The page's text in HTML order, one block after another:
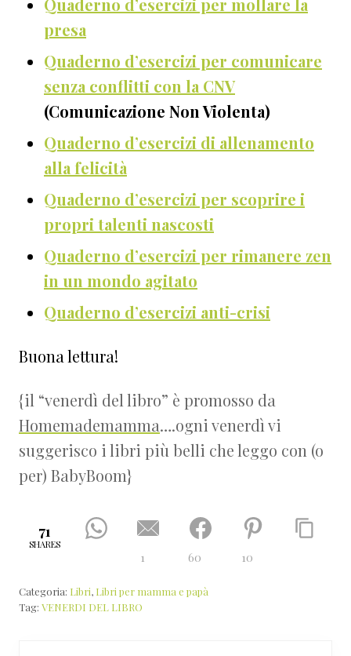
Quaderno d’esercizi per mollare la
presa
Quaderno d’esercizi per comunicare
senza conflitti con la CNV
(Comunicazione Non Violenta)
Quaderno d’esercizi di allenamento
alla felicità
Quaderno d’esercizi per scoprire i
propri talenti nascosti
Quaderno d’esercizi per rimanere zen
in un mondo agitato
Quaderno d’esercizi anti-crisi
Buona lettura!
{il “venerdì del libro” è promosso da
Homemademamma….ogni venerdì vi
suggerisco i libri più belli che leggo con (o
per) BabyBoom}
71
SHARES
1 60 10
Categoria: Libri, Libri per mamma e papà
Tag: VENERDI DEL LIBRO